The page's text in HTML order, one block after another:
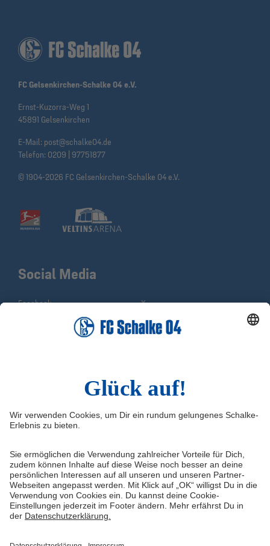
FC Gelsenkirchen-Schalke 04 e.V.
Ernst-Kuzorra-Weg 1
45891 Gelsenkirchen
E-Mail: post@schalke04.de
Telefon: 0209 | 97751877
© 1904-2026 FC Gelsenkirchen-Schalke 04 e.V.
Impressum
FAQ
Medien/Presse
Datenschutz
Haftungsausschluss
Quicklinks
Shop
Schalke TV
VELTINS-Arena
Knappenschmiede
ERWIN buchen
Social Media
Facebook
X
YouTube